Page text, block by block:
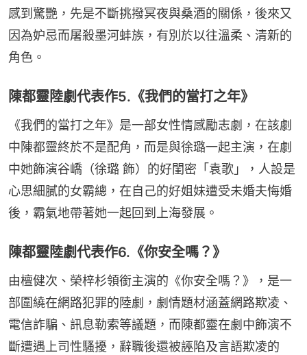
感到驚艷，先是不斷挑撥冥夜與桑酒的關係，後來又
因為妒忌而屠殺墨河蚌族，有別於以往溫柔、清新的
角色。
陳都靈陸劇代表作5.《我們的當打之年》
《我們的當打之年》是一部女性情感勵志劇，在該劇
中陳都靈終於不是配角，而是與徐璐一起主演，在劇
中她飾演谷嶠（徐璐 飾）的好閨密「袁歌」，人設是
心思細膩的女霸總，在自己的好姐妹遭受未婚夫悔婚
後，霸氣地帶著她一起回到上海發展。
陳都靈陸劇代表作6.《你安全嗎？》
由檀健次、榮梓杉領銜主演的《你安全嗎？》，是一
部圍繞在網路犯罪的陸劇，劇情題材涵蓋網路欺凌、
電信詐騙、訊息勒索等議題，而陳都靈在劇中飾演不
斷遭遇上司性騷擾，辭職後還被誣陷及言語欺凌的